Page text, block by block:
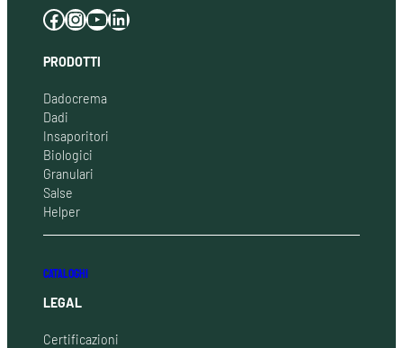
Facebook Instagram YouTube LinkedIn
PRODOTTI
Dadocrema
Dadi
Insaporitori
Biologici
Granulari
Salse
Helper
CATALOGHI
LEGAL
Certificazioni